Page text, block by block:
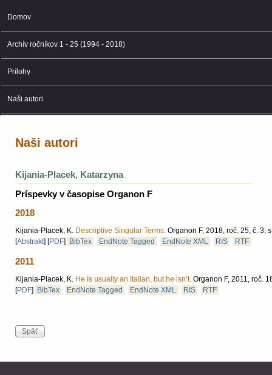
Domov
Archív ročníkov 1 - 25 (1994 - 2018)
Prílohy
Naši autori
Naši autori
Kijania-Placek, Katarzyna
Príspevky v časopise Organon F
2018
Kijania-Placek, K. Descriptive Singular Terms. Organon F, 2018, roč. 25, č. 3,
[Abstrakt] [PDF] BibTex EndNote Tagged EndNote XML RIS RTF
2011
Kijania-Placek, K. He is usually an Italian, but he isn’t. Organon F, 2011, roč.
[PDF] BibTex EndNote Tagged EndNote XML RIS RTF